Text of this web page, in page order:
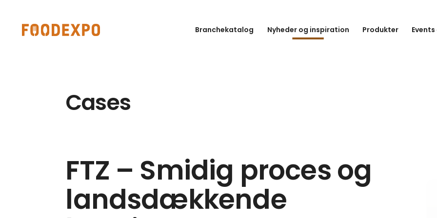
Branchekatalog Nyheder og inspiration Produkter
Cases
FTZ – Smidig proces og
landsdækkende